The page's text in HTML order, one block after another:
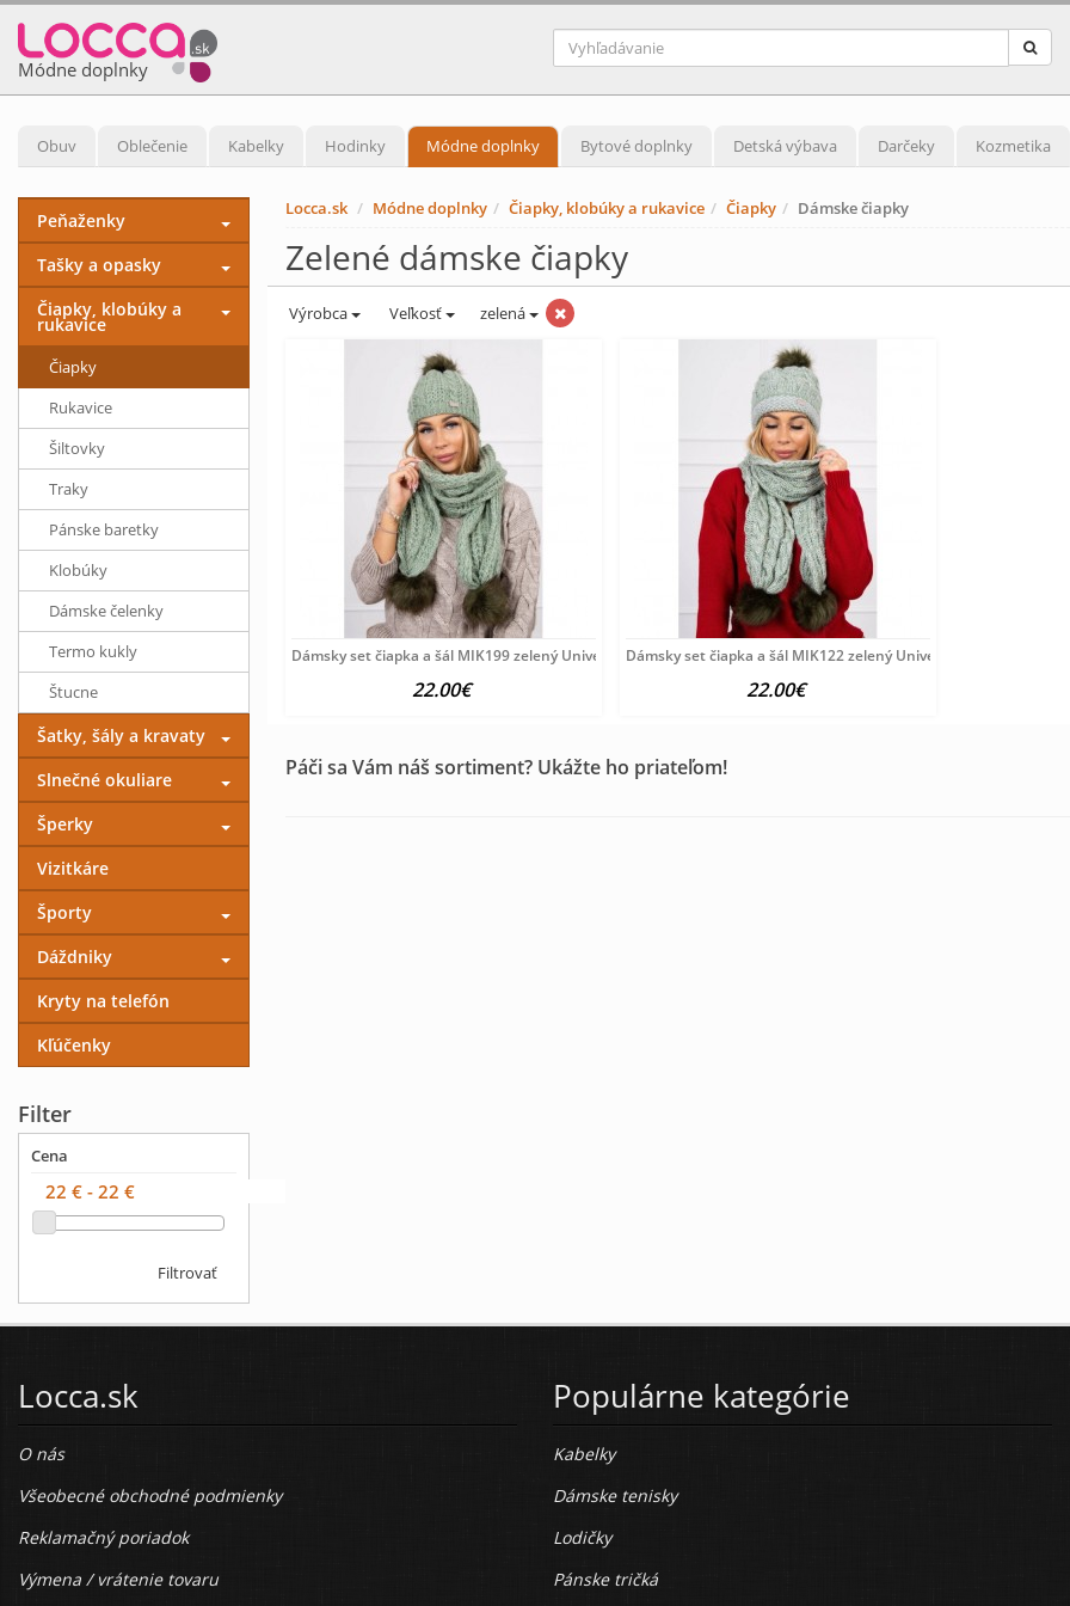
Módne doplnky
Obuv Oblečenie Kabelky Hodinky Módne doplnky Bytové doplnky Detská výbava Darčeky Kozmetika
Locca.sk Módne doplnky Čiapky, klobúky a rukavice Čiapky Dámske čiapky
Zelené dámske čiapky
Výrobca Veľkosť zelená
Dámsky set čiapka a šál MIK199 zelený Univerzálna
22.00€
Dámsky set čiapka a šál MIK122 zelený Univerzálna
22.00€
Páči sa Vám náš sortiment? Ukážte ho priateľom!
Peňaženky
Tašky a opasky
Čiapky, klobúky a
rukavice
Čiapky
Rukavice
Šiltovky
Traky
Pánske baretky
Klobúky
Dámske čelenky
Termo kukly
Štucne
Šatky, šály a kravaty
Slnečné okuliare
Šperky
Vizitkáre
Športy
Dáždniky
Kryty na telefón
Kľúčenky
Filter
Cena
Filtrovať
Locca.sk
O nás
Všeobecné obchodné podmienky
Reklamačný poriadok
Výmena / vrátenie tovaru
Populárne kategórie
Kabelky
Dámske tenisky
Lodičky
Pánske tričká